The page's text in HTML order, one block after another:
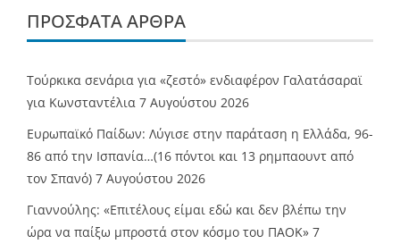
ΠΡΌΣΦΑΤΑ ΆΡΘΡΑ
Τούρκικα σενάρια για «ζεστό» ενδιαφέρον Γαλατάσαραϊ
για Κωνσταντέλια 7 Αυγούστου 2026
Ευρωπαϊκό Παίδων: Λύγισε στην παράταση η Ελλάδα, 96-
86 από την Ισπανία…(16 πόντοι και 13 ρημπαουντ από
τον Σπανό) 7 Αυγούστου 2026
Γιαννούλης: «Επιτέλους είμαι εδώ και δεν βλέπω την
ώρα να παίξω μπροστά στον κόσμο του ΠΑΟΚ» 7